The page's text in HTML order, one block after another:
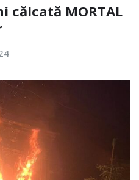
călcată MORTAL